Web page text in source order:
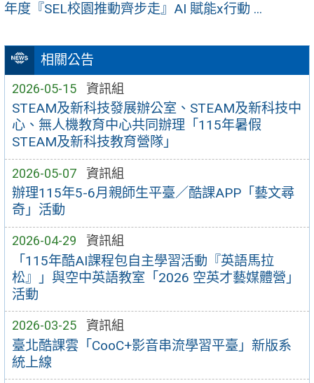
相關公告
2026-05-15 資訊組
STEAM及新科技發展辦公室、STEAM及新科技中
心、無人機教育中心共同辦理「115年暑假
STEAM及新科技教育營隊」
2026-05-07 資訊組
辦理115年5-6月親師生平臺／酷課APP「藝文尋
奇」活動
2026-04-29 資訊組
「115年酷AI課程包自主學習活動『英語馬拉
松』」與空中英語教室「2026 空英才藝媒體營」
活動
2026-03-25 資訊組
臺北酷課雲「CooC+影音串流學習平臺」新版系
統上線
年度『SEL校園推動齊步走』AI 賦能x行動 ...